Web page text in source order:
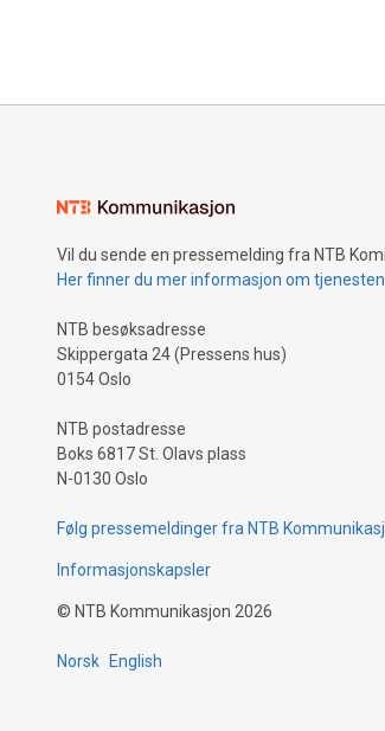
Vil du sende en pressemelding fra NTB
Her finner du mer informasjon om tjenesten
NTB besøksadresse
Skippergata 24 (Pressens hus)
0154 Oslo
NTB postadresse
Boks 6817 St. Olavs plass
N-0130 Oslo
Følg pressemeldinger fra NTB
Informasjonskapsler
© NTB Kommunikasjon 2026
Norsk English